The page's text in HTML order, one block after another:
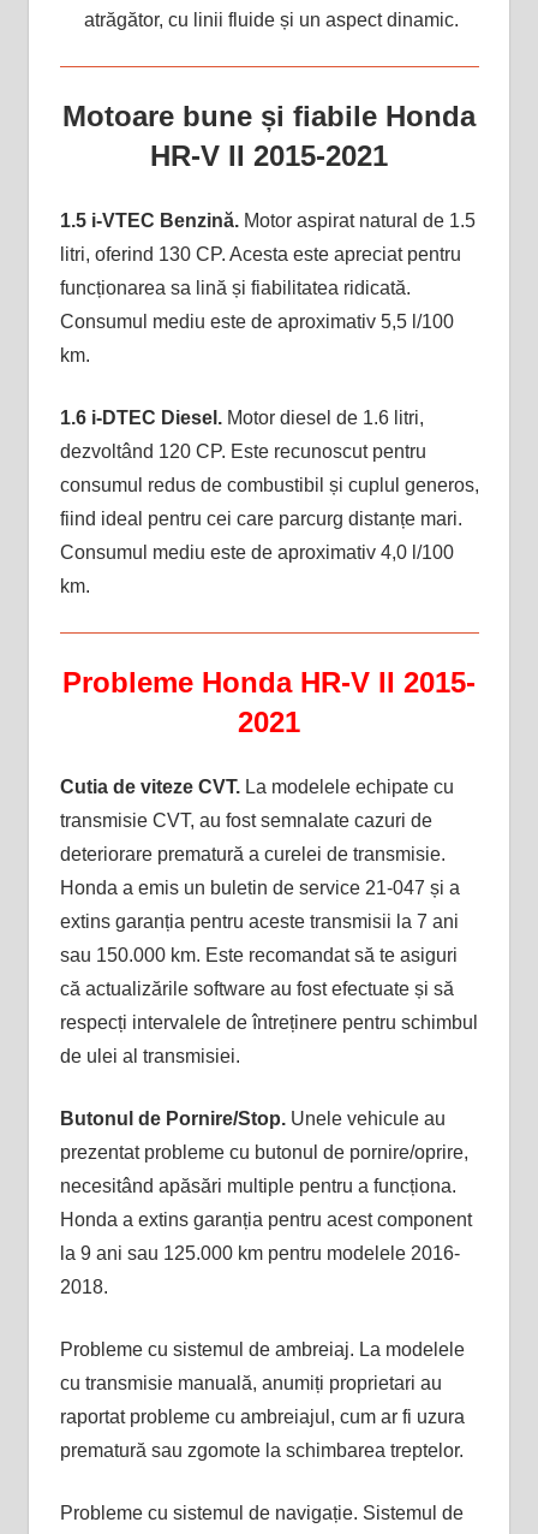
atrăgător, cu linii fluide și un aspect dinamic.
Motoare bune și fiabile Honda
HR-V II 2015-2021
1.5 i-VTEC Benzină.Motor aspirat natural de 1.5
litri, oferind 130 CP. Acesta este apreciat pentru
funcționarea sa lină și fiabilitatea ridicată.
Consumul mediu este de aproximativ 5,5 l/100
km.
1.6 i-DTEC Diesel.Motor diesel de 1.6 litri,
dezvoltând 120 CP. Este recunoscut pentru
consumul redus de combustibil și cuplul generos,
fiind ideal pentru cei care parcurg distanțe mari.
Consumul mediu este de aproximativ 4,0 l/100
km.
Probleme Honda HR-V II 2015-
2021
Cutia de viteze CVT.La modelele echipate cu
transmisie CVT, au fost semnalate cazuri de
deteriorare prematură a curelei de transmisie.
Honda a emis un buletin de service 21-047 și a
extins garanția pentru aceste transmisii la 7 ani
sau 150.000 km. Este recomandat să te asiguri
că actualizările software au fost efectuate și să
respecți intervalele de întreținere pentru schimbul
de ulei al transmisiei.
Butonul de Pornire/Stop.Unele vehicule au
prezentat probleme cu butonul de pornire/oprire,
necesitând apăsări multiple pentru a funcționa.
Honda a extins garanția pentru acest component
la 9 ani sau 125.000 km pentru modelele 2016-
2018.
Probleme cu sistemul de ambreiaj. La modelele
cu transmisie manuală, anumiți proprietari au
raportat probleme cu ambreiajul, cum ar fi uzura
prematură sau zgomote la schimbarea treptelor.
Probleme cu sistemul de navigație. Sistemul de